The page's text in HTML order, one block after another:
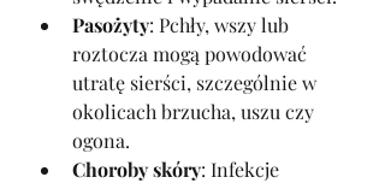
Pasożyty: Pchły, wszy lub
roztocza mogą powodować
utratę sierści, szczególnie w
okolicach brzucha, uszu czy
ogona.
Choroby skóry: Infekcje